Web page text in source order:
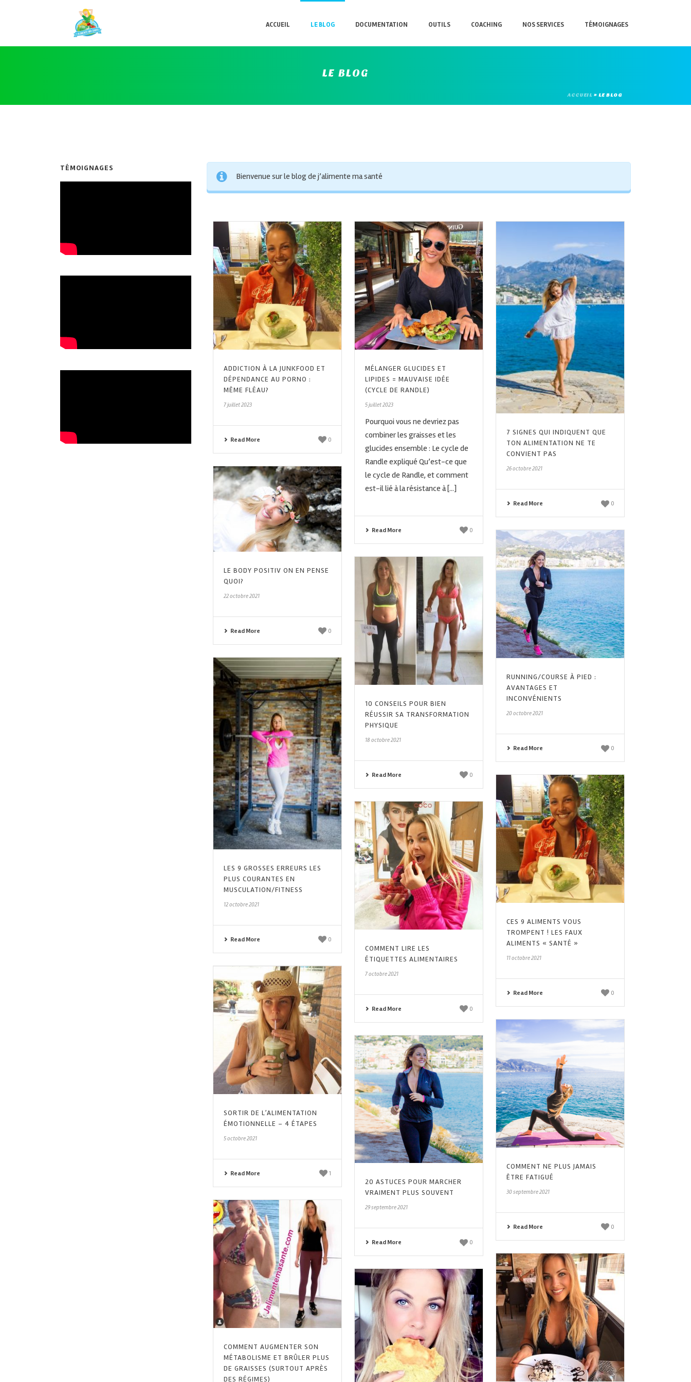
ACCUEIL LE BLOG DOCUMENTATION OUTILS COACHING NOS SERVICES TÉMOIGNAGES
LE BLOG
ACCUEIL » LE BLOG
TÉMOIGNAGES
Bienvenue sur le blog de j’alimente ma santé
ADDICTION À LA JUNKFOOD ET
DÉPENDANCE AU PORNO :
MÊME FLÉAU?
7 juillet 2023
Read More 0
MÉLANGER GLUCIDES ET
LIPIDES = MAUVAISE IDÉE
(CYCLE DE RANDLE)
5 juillet 2023
Pourquoi vous ne devriez pas
combiner les graisses et les
glucides ensemble : Le cycle de
Randle expliqué Qu’est-ce que
le cycle de Randle, et comment
est-il lié à la résistance à [...]
Read More 0
7 SIGNES QUI INDIQUENT QUE
TON ALIMENTATION NE TE
CONVIENT PAS
26 octobre 2021
Read More 0
LE BODY POSITIV ON EN PENSE
QUOI?
22 octobre 2021
Read More 0
RUNNING/COURSE À PIED :
AVANTAGES ET
INCONVÉNIENTS
20 octobre 2021
Read More 0
10 CONSEILS POUR BIEN
RÉUSSIR SA TRANSFORMATION
PHYSIQUE
18 octobre 2021
Read More 0
LES 9 GROSSES ERREURS LES
PLUS COURANTES EN
MUSCULATION/FITNESS
12 octobre 2021
Read More 0
CES 9 ALIMENTS VOUS
TROMPENT ! LES FAUX
ALIMENTS « SANTÉ »
11 octobre 2021
Read More 0
COMMENT LIRE LES
ÉTIQUETTES ALIMENTAIRES
7 octobre 2021
Read More 0
SORTIR DE L’ALIMENTATION
ÉMOTIONNELLE – 4 ÉTAPES
5 octobre 2021
Read More 1
COMMENT NE PLUS JAMAIS
ÊTRE FATIGUÉ
30 septembre 2021
Read More 0
20 ASTUCES POUR MARCHER
VRAIMENT PLUS SOUVENT
29 septembre 2021
Read More 0
COMMENT AUGMENTER SON
MÉTABOLISME ET BRÛLER PLUS
DE GRAISSES (SURTOUT APRÈS
DES RÉGIMES)